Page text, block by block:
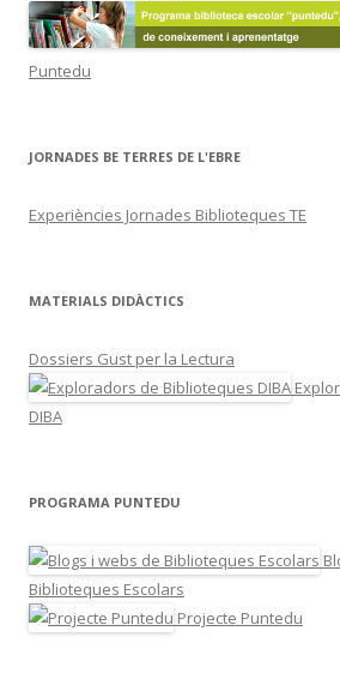
Puntedu
JORNADES BE TERRES DE L'EBRE
Experiències Jornades Biblioteques TE
MATERIALS DIDÀCTICS
Dossiers Gust per la Lectura
DIBA
PROGRAMA PUNTEDU
Biblioteques Escolars
Projecte Puntedu